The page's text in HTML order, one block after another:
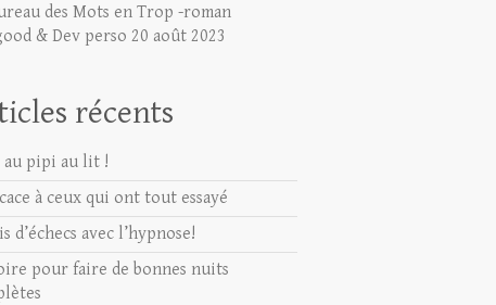
des Mots en Trop -roman
& Dev perso 20 août 2023
récents
au pipi au lit !
à ceux qui ont tout essayé
d’échecs avec l’hypnose!
pour faire de bonnes nuits